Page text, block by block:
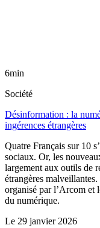
6min
Société
Désinformation : la
ingérences étrangères
Quatre Français sur 10
sociaux. Or, les
largement aux outils de
étrangères
organisé par l’Arcom et
du numérique.
Le 29 janvier 2026